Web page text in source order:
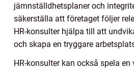
jämnställdhetsplaner och
säkerställa att företaget följer
HR-konsulter hjälpa till att
och skapa en tryggare
HR-konsulter kan också spela en